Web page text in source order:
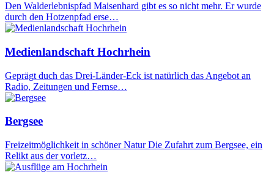
Den Walderlebnispfad Maisenhard gibt es so nicht mehr. Er wurde
durch den Hotzenpfad erse…
Medienlandschaft Hochrhein
Geprägt duch das Drei-Länder-Eck ist natürlich das Angebot an
Radio, Zeitungen und Fernse…
Bergsee
Freizeitmöglichkeit in schöner Natur Die Zufahrt zum Bergsee, ein
Relikt aus der vorletz…